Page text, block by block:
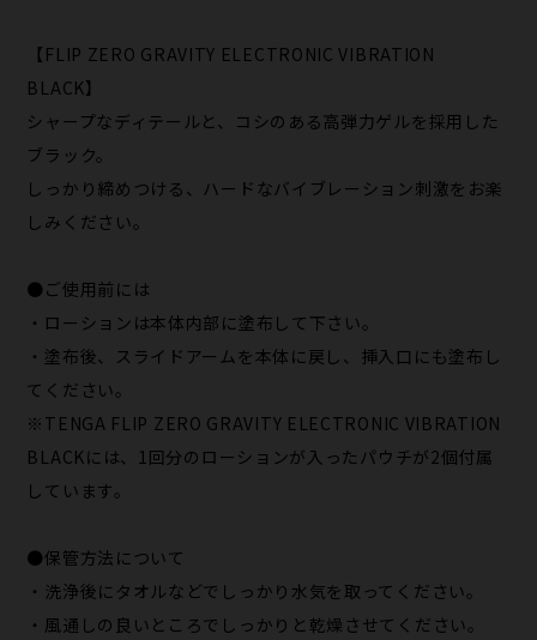
【FLIP ZERO GRAVITY ELECTRONIC VIBRATION
BLACK】
シャープなディテールと、コシのある高弾力ゲルを採用した
ブラック。
しっかり締めつける、ハードなバイブレーション刺激をお楽
しみください。
●ご使用前には
・ローションは本体内部に塗布して下さい。
・塗布後、スライドアームを本体に戻し、挿入口にも塗布し
てください。
※TENGA FLIP ZERO GRAVITY ELECTRONIC VIBRATION
BLACKには、1回分のローションが入ったパウチが2個付属
しています。
●保管方法について
・洗浄後にタオルなどでしっかり水気を取ってください。
・風通しの良いところでしっかりと乾燥させてください。